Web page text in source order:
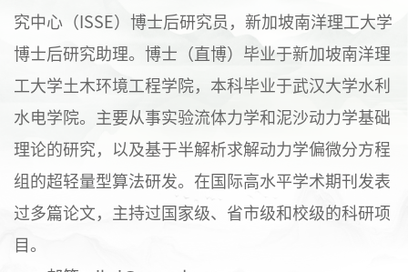
究中心（ISSE）博士后研究员，新加坡南洋理工大学
博士后研究助理。博士（直博）毕业于新加坡南洋理
工大学土木环境工程学院，本科毕业于武汉大学水利
水电学院。主要从事实验流体力学和泥沙动力学基础
理论的研究，以及基于半解析求解动力学偏微分方程
组的超轻量型算法研发。在国际高水平学术期刊发表
过多篇论文，主持过国家级、省市级和校级的科研项
目。